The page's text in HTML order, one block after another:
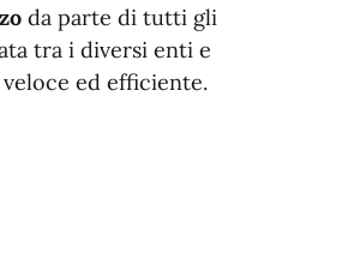
da parte di tutti gli
tra i diversi enti e
ed efficiente.